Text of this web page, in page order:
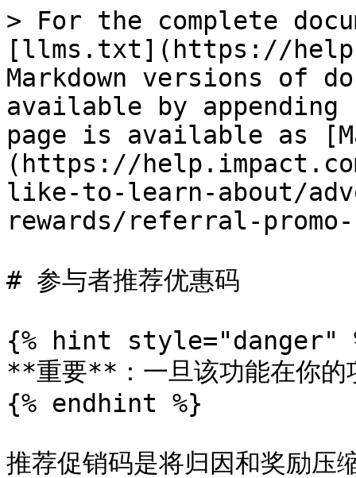
> For the complete
[llms.txt](https://
Markdown versions of
available by
page is available as
(https://
like-to-learn-about/
rewards/referral-
# 参与者推荐优惠码
{% hint style="danger"
**重要**：一旦该功能在你的
{% endhint %}
推荐促销码是将归因和奖励